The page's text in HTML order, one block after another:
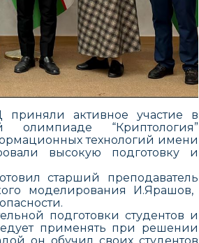
активное участие в
олимпиаде “Криптология”
технологий имени
высокую подготовку и
старший преподаватель
моделирования И.Ярашов,
подготовки студентов и
применять при решении